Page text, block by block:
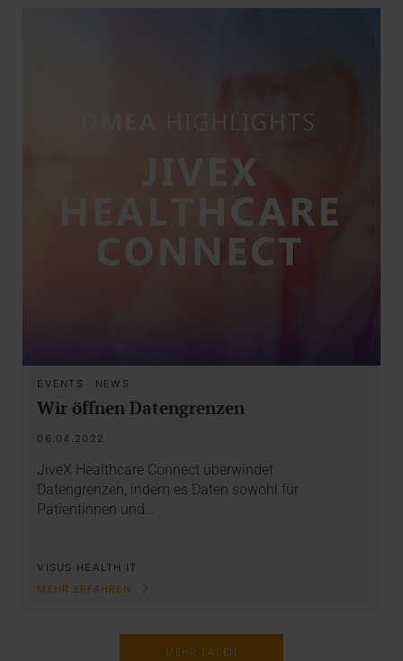
EVENTS · NEWS
Wir öffnen Datengrenzen
06.04.2022
JiveX Healthcare Connect überwindet
Datengrenzen, indem es Daten sowohl für
Patientinnen und…
VISUS HEALTH IT
MEHR ERFAHREN
MEHR LADEN